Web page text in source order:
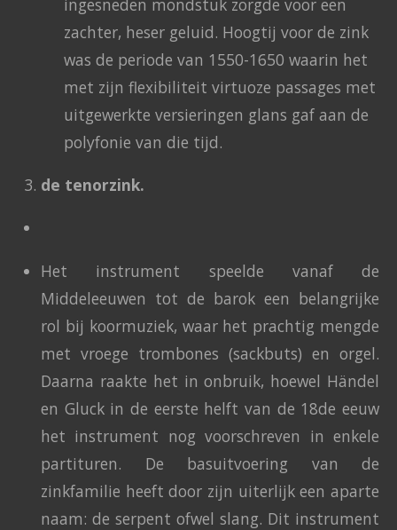
zachter, heser geluid. Hoogtij voor de zink
was de periode van 1550-1650 waarin het
met zijn flexibiliteit virtuoze passages met
uitgewerkte versieringen glans gaf aan de
polyfonie van die tijd.
de tenorzink.
Het instrument speelde vanaf de
Middeleeuwen tot de barok een belangrijke
rol bij koormuziek, waar het prachtig mengde
met vroege trombones (sackbuts) en orgel.
Daarna raakte het in onbruik, hoewel Händel
en Gluck in de eerste helft van de 18de eeuw
het instrument nog voorschreven in enkele
partituren. De basuitvoering van de
zinkfamilie heeft door zijn uiterlijk een aparte
naam: de serpent ofwel slang. Dit instrument